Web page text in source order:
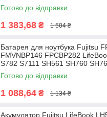
Готово до відправки
1 383,68 ₴ 1 504 ₴
Батарея для ноутбука Fujitsu
FMVNBP146 FPCBP282
S782 S7111 SH561 SH760
Готово до відправки
1 088,64 ₴ 1 134 ₴
Акумулятор Fujitsu LifeBook